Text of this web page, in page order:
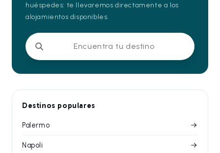
huéspedes: te llevaremos directamente a los
alojamientos disponibles.
Encuentra tu destino
Destinos populares
Palermo
Napoli